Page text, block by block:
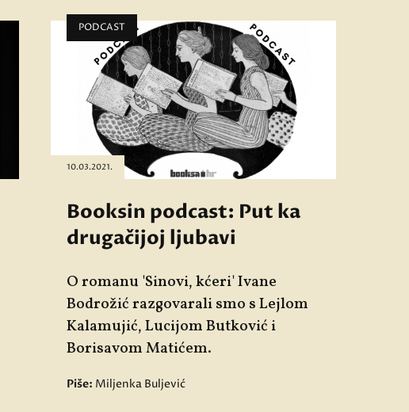
PODCAST
10.03.2021.
Booksin podcast: Put ka
drugačijoj ljubavi
O romanu 'Sinovi, kćeri' Ivane
Bodrožić razgovarali smo s Lejlom
Kalamujić, Lucijom Butković i
Borisavom Matićem.
Piše: Miljenka Buljević